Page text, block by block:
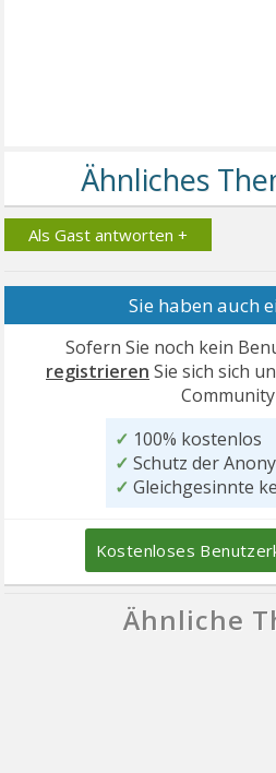
Als Gast antworten +
Sie haben auch
Sofern Sie noch kein
registrieren Sie sich sich
✓ 100% kostenlos
✓ Schutz der
✓ Gleichgesinnte
Kostenloses
Ähnliche